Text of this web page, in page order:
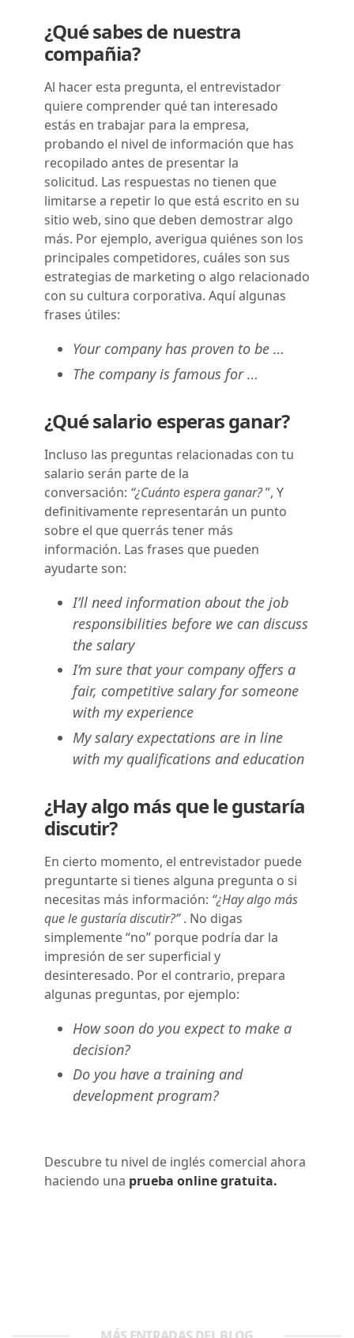
¿Qué sabes de nuestra
compañia?
Al hacer esta pregunta, el entrevistador
quiere comprender qué tan interesado
estás en trabajar para la empresa,
probando el nivel de información que has
recopilado antes de presentar la
solicitud. Las respuestas no tienen que
limitarse a repetir lo que está escrito en su
sitio web, sino que deben demostrar algo
más. Por ejemplo, averigua quiénes son los
principales competidores, cuáles son sus
estrategias de marketing o algo relacionado
con su cultura corporativa. Aquí algunas
frases útiles:
Your company has proven to be …
The company is famous for …
¿Qué salario esperas ganar?
Incluso las preguntas relacionadas con tu
salario serán parte de la
conversación: “¿Cuánto espera ganar?”, Y
definitivamente representarán un punto
sobre el que querrás tener más
información. Las frases que pueden
ayudarte son:
I’ll need information about the job
responsibilities before we can discuss
the salary
I’m sure that your company offers a
fair, competitive salary for someone
with my experience
My salary expectations are in line
with my qualifications and education
¿Hay algo más que le gustaría
discutir?
En cierto momento, el entrevistador puede
preguntarte si tienes alguna pregunta o si
necesitas más información: “¿Hay algo más
que le gustaría discutir?”. No digas
simplemente “no” porque podría dar la
impresión de ser superficial y
desinteresado. Por el contrario, prepara
algunas preguntas, por ejemplo:
How soon do you expect to make a
decision?
Do you have a training and
development program?
Descubre tu nivel de inglés comercial ahora
haciendo una prueba online gratuita.